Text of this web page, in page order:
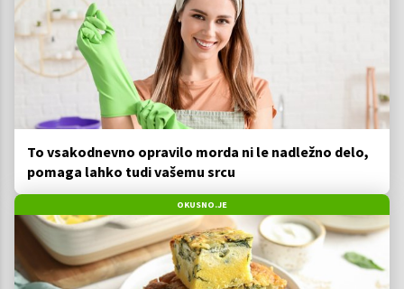
To vsakodnevno opravilo morda ni le nadležno delo,
pomaga lahko tudi vašemu srcu
OKUSNO.JE